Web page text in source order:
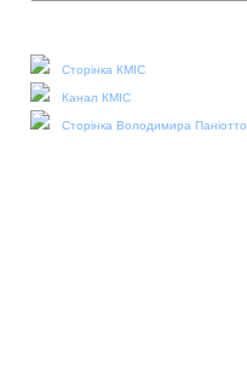
Сторінка КМІС
Канал КМІС
Сторінка Володимира Паніотто